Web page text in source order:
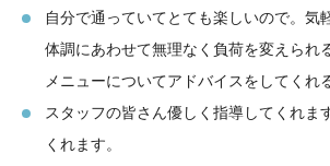
自分で通っていてとても楽しいので。気
体調にあわせて無理なく負荷を変えられ
メニューについてアドバイスをしてくれ
スタッフの皆さん優しく指導してくれま
くれます。